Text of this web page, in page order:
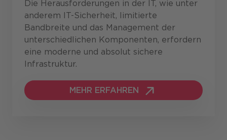
Die Herausforderungen in der IT, wie unter
anderem IT-Sicherheit, limitierte
Bandbreite und das Management der
unterschiedlichen Komponenten, erfordern
eine moderne und absolut sichere
Infrastruktur.
MEHR ERFAHREN
MEHR ERFAHREN